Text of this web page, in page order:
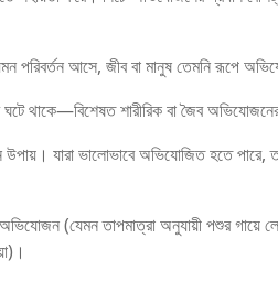
পরিবর্তন আসে, জীব বা মানুষ তেমনি রূপে
থাকে—বিশেষত শারীরিক বা জৈব
যারা ভালোভাবে অভিযোজিত হতে পারে,
(যেমন তাপমাত্রা অনুযায়ী পশুর গায়ে